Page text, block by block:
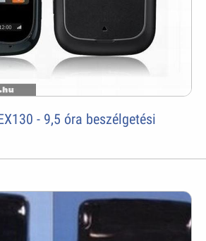
- 9,5 óra beszélgetési